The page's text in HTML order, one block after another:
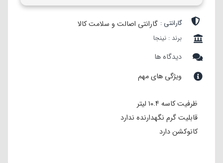
گارانتی : گارانتی اصالت و سلامت کالا
برند : نینجا
دیدگاه ها
ویژگی های مهم
ظرفیت کاسه ۱۰.۴ لیتر
قابلیت گرم نگهدارنده ندارد
کانوکشن دارد